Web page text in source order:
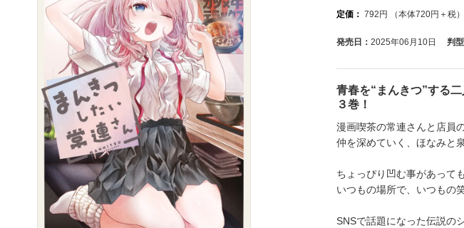
定価： 792 円 （本体720円＋税）
発売日： 2025年06月10日 判型
青春を“まんきつ”する
３巻！
漫画喫茶の常連さんと店員
仲を深めていく、ほなみと泉
ちょっぴり凹む事があって
いつもの場所で、いつもの
SNSで話題になった伝説の